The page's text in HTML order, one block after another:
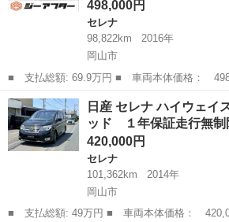
498,000円
セレナ
98,822km
2016年
岡山市
■ 支払総額: 69.9万円 ■ 車両本体価格： 498,000 円 ■ メーカー
名： 日産 ■ 車種名： セレナ ■ グレー
正９インチナビ フルセグ 全周囲カメラ 後
エアバック ...
岡山 岡山市 セレナ
日産 セレナ ハイウェ
ッド １年保証走行無
420,000円
セレナ
101,362km
2014年
岡山市
■ 支払総額: 49万円 ■ 車両本体価格： 420,000 円 ■ メーカー